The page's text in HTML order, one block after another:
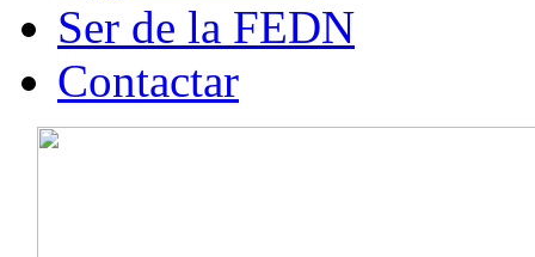
Ser de la FEDN
Contactar